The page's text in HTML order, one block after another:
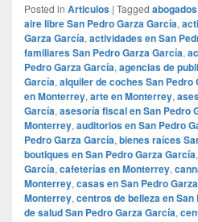
Posted in Articulos | Tagged
aire libre San Pedro Garza García,
Garza García, actividades en San
familiares San Pedro Garza García,
Pedro Garza García, agencias de
García, alquiler de coches San Pedro
en Monterrey, arte en Monterrey,
García, asesoría fiscal en San Pedro
Monterrey, auditorios en San Pedro
Pedro Garza García, bienes raíces
boutiques en San Pedro Garza García,
García, cafeterías en Monterrey,
Monterrey, casas en San Pedro
Monterrey, centros de belleza en
de salud San Pedro Garza García,